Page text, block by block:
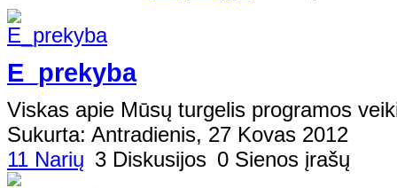
E_prekyba
Viskas apie Mūsų turgelis programos
Sukurta: Antradienis, 27 Kovas 2012
11 Narių 3 Diskusijos 0 Sienos įrašų